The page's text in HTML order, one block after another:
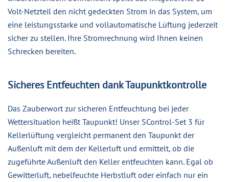
Volt-Netzteil den nicht gedeckten Strom in das System, um
eine leistungsstarke und vollautomatische Lüftung jederzeit
sicher zu stellen. Ihre Stromrechnung wird Ihnen keinen
Schrecken bereiten.
Sicheres Entfeuchten dank Taupunktkontrolle
Das Zauberwort zur sicheren Entfeuchtung bei jeder
Wettersituation heißt Taupunkt! Unser SControl-Set 3 für
Kellerlüftung vergleicht permanent den Taupunkt der
Außenluft mit dem der Kellerluft und ermittelt, ob die
zugeführte Außenluft den Keller entfeuchten kann. Egal ob
Gewitterluft, nebelfeuchte Herbstluft oder einfach nur ein